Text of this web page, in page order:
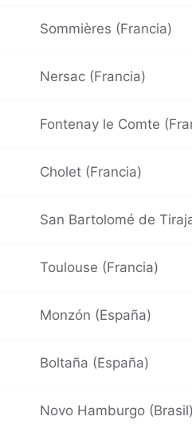
Sommières (Francia)
Nersac (Francia)
Fontenay le Comte
Cholet (Francia)
San Bartolomé de
Toulouse (Francia)
Monzón (España)
Boltaña (España)
Novo Hamburgo (Brasil)